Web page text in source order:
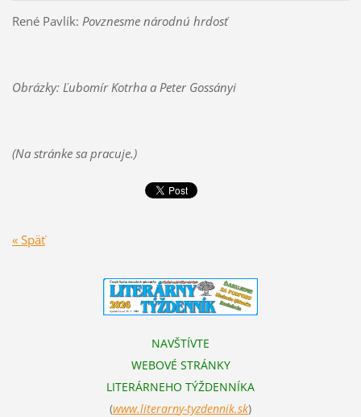
René Pavlík: Povznesme národnú hrdosť
Obrázky: Ľubomír Kotrha a Peter Gossányi
(Na stránke sa pracuje.)
« Späť
NAVŠTÍVTE
WEBOVÉ STRÁNKY
LITERÁRNEHO TÝŽDENNÍKA
(www.literarny-tyzdennik.sk)